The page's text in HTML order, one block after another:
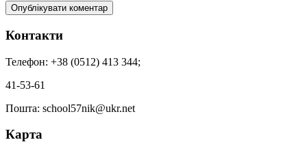
Контакти
Телефон: +38 (0512) 413 344;
41-53-61
Пошта: school57nik@ukr.net
Карта